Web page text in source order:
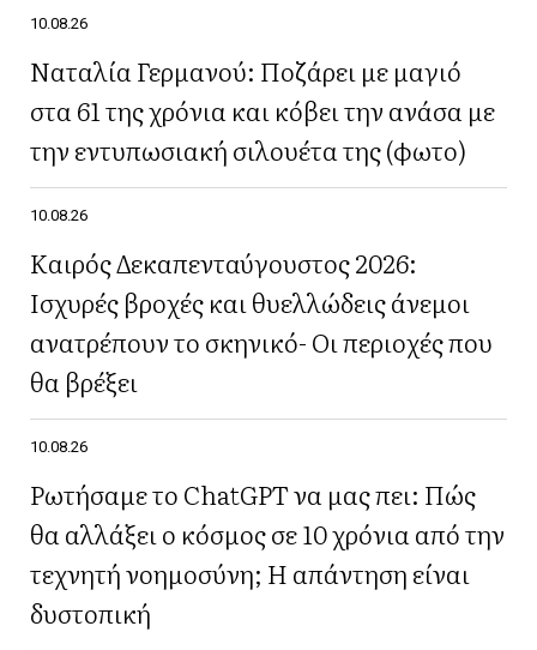
10.08.26
Ναταλία Γερμανού: Ποζάρει με μαγιό
στα 61 της χρόνια και κόβει την ανάσα με
την εντυπωσιακή σιλουέτα της (φωτο)
10.08.26
Καιρός Δεκαπενταύγουστος 2026:
Ισχυρές βροχές και θυελλώδεις άνεμοι
ανατρέπουν το σκηνικό- Οι περιοχές που
θα βρέξει
10.08.26
Ρωτήσαμε το ChatGPT να μας πει: Πώς
θα αλλάξει ο κόσμος σε 10 χρόνια από την
τεχνητή νοημοσύνη; Η απάντηση είναι
δυστοπική